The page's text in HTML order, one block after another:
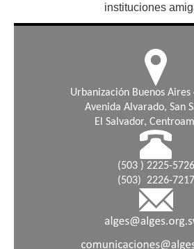
instituciones
Urbanización Buenos Aires
Avenida Alvarado, San
El Salvador,
(503 ) 2225-5726
(503) 2226-7217